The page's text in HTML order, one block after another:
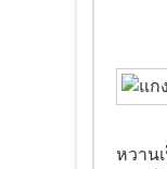
หวาน